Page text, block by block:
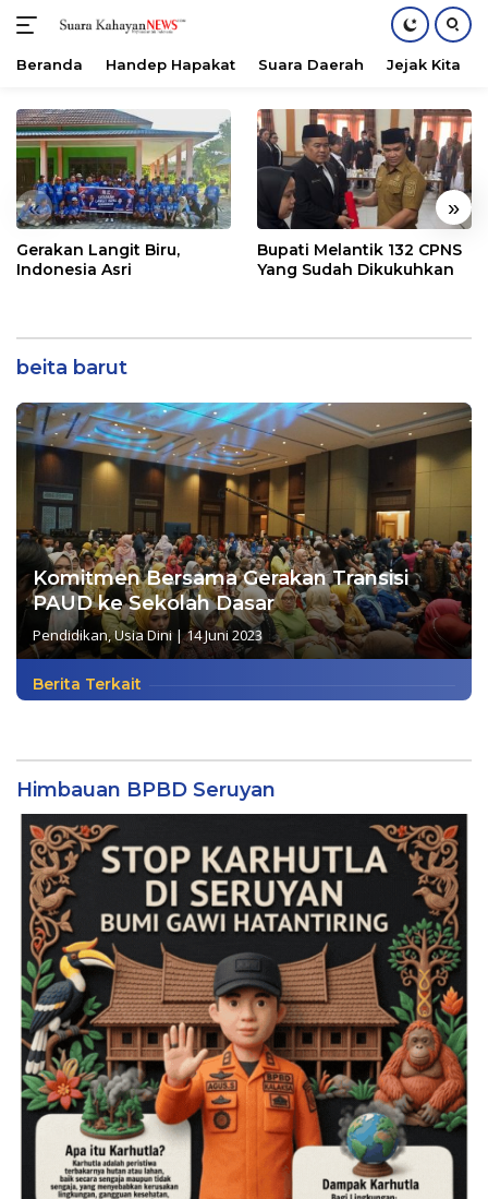
konten
Beranda Handep Hapakat Suara Daerah Jejak Kita
« »
Gerakan Langit Biru,
Indonesia Asri
Bupati Melantik 132 CPNS
Yang Sudah Dikukuhkan
beita barut
Komitmen Bersama Gerakan Transisi
PAUD ke Sekolah Dasar
Pendidikan,Usia Dini|14 Juni 2023
Berita Terkait
Himbauan BPBD Seruyan